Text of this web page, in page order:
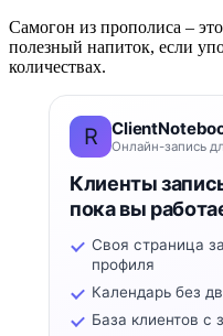
Самогон из прополиса –
полезный напиток, если
количествах.
R Онлайн-запись
Клиенты
пока вы
Своя страница
профиля
Календарь без
База клиентов с